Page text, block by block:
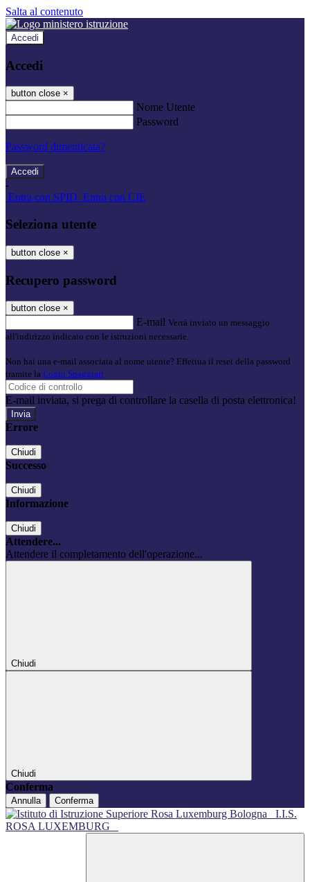
Salta al contenuto
Accedi
Accedi
button close ×
Nome Utente
Password
Password dimenticata?
-
Entra con SPID Entra con CIE
Seleziona utente
button close ×
Recupero password
button close ×
E-mail Verrà inviato un messaggio
all'indirizzo indicato con le istruzioni necessarie.
Non hai una e-mail associata al nome utente? Effettua il reset della password
tramite la Login Spaggiari
E-mail inviata, si prega di controllare la casella di posta elettronica!
Errore
Chiudi
Successo
Chiudi
Informazione
Chiudi
Attendere...
Attendere il completamento dell'operazione...
Chiudi
Chiudi
Conferma
Annulla Conferma
I.I.S.
ROSA LUXEMBURG